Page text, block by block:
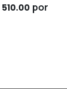
510.00 por